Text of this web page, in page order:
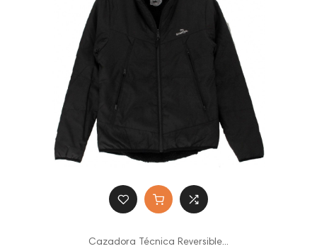
Cazadora Técnica Reversible...